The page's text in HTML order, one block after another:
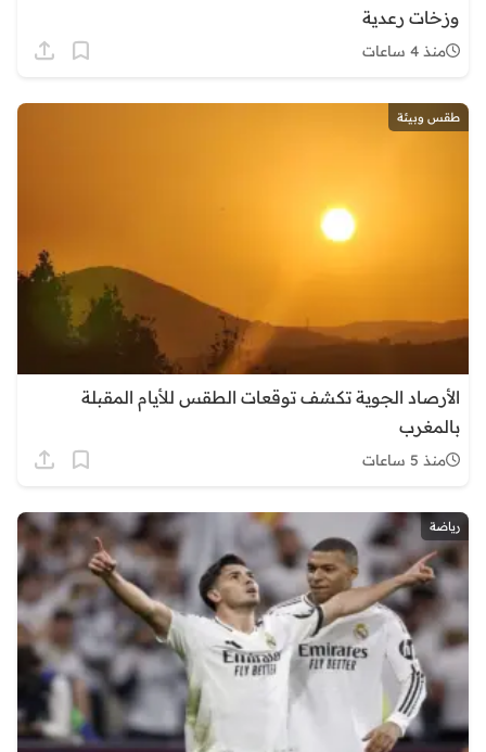
وزخات رعدية
منذ 4 ساعات
طقس وبيئة
الأرصاد الجوية تكشف توقعات الطقس للأيام المقبلة
بالمغرب
منذ 5 ساعات
رياضة